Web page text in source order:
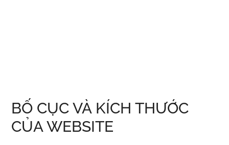
BỐ CỤC VÀ KÍCH THƯỚC
CỦA WEBSITE